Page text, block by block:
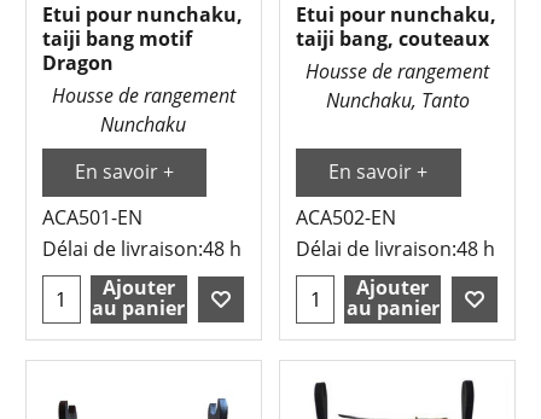
Etui pour nunchaku,
taiji bang motif
Dragon
Housse de rangement
Nunchaku
En savoir +
ACA501-EN
Délai de livraison:48 h
Ajouter
au panier
Etui pour nunchaku,
taiji bang, couteaux
Housse de rangement
Nunchaku, Tanto
En savoir +
ACA502-EN
Délai de livraison:48 h
Ajouter
au panier